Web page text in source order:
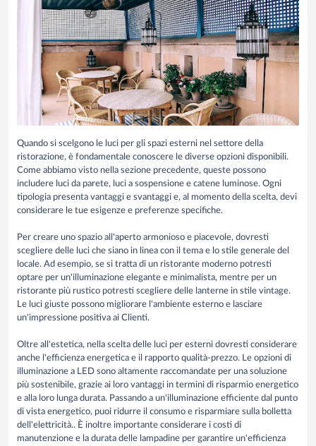
Quando si scelgono le luci per gli spazi esterni nel settore della
ristorazione, è fondamentale conoscere le diverse opzioni disponibili.
Come abbiamo visto nella sezione precedente, queste possono
includere luci da parete, luci a sospensione e catene luminose. Ogni
tipologia presenta vantaggi e svantaggi e, al momento della scelta, devi
considerare le tue esigenze e preferenze specifiche.
Per creare uno spazio all'aperto armonioso e piacevole, dovresti
scegliere delle luci che siano in linea con il tema e lo stile generale del
locale. Ad esempio, se si tratta di un ristorante moderno potresti
optare per un'illuminazione elegante e minimalista, mentre per un
ristorante più rustico potresti scegliere delle lanterne in stile vintage.
Le luci giuste possono migliorare l'ambiente esterno e lasciare
un'impressione positiva ai Clienti.
Oltre all'estetica, nella scelta delle luci per esterni dovresti considerare
anche l'efficienza energetica e il rapporto qualità-prezzo. Le opzioni di
illuminazione a LED sono altamente raccomandate per una soluzione
più sostenibile, grazie ai loro vantaggi in termini di risparmio energetico
e alla loro lunga durata. Passando a un'illuminazione efficiente dal punto
di vista energetico, puoi ridurre il consumo e risparmiare sulla bolletta
dell'elettricità.. È inoltre importante considerare i costi di
manutenzione e la durata delle lampadine per garantire un'efficienza